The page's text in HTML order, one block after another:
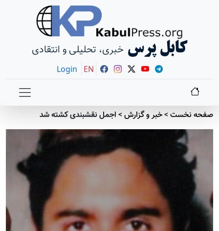
کابل پرس خبری، تحلیلی و انتقادی
Login EN
صفحه نخست>خبر و گزارش> اجمل نقشبندی کشته شد